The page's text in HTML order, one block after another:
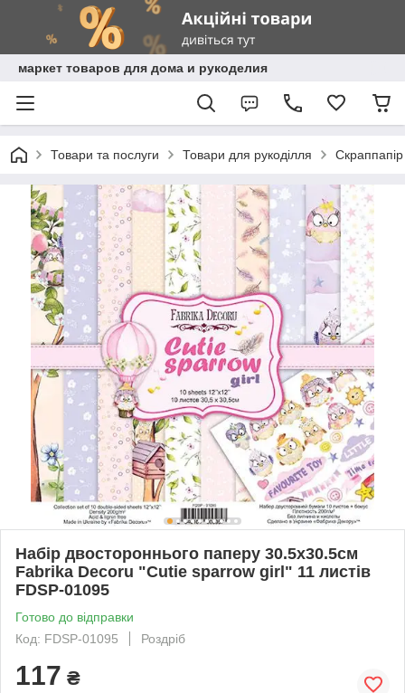
маркет товаров для дома и рукоделия
Товари та послуги Товари для рукоділля
Набір двостороннього паперу 30.5х30.5см
Fabrika Decoru "Cutie sparrow girl" 11 листів
FDSP-01095
Готово до відправки
Код: FDSP-01095
Роздріб
117 ₴